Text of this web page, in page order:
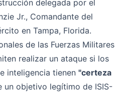
delegada por el
Jr., Comandante del
en Tampa, Florida.
de las Fuerzas Militares
realizar un ataque si los
inteligencia tienen "certeza
un objetivo legítimo de ISIS-